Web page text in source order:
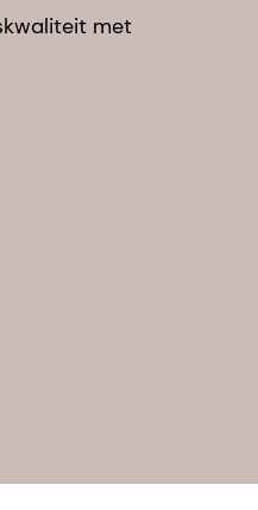
met